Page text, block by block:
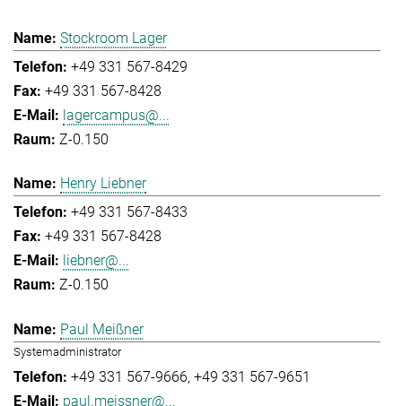
Stockroom Lager
+49 331 567-8429
+49 331 567-8428
lagercampus@...
Z-0.150
Henry Liebner
+49 331 567-8433
+49 331 567-8428
liebner@...
Z-0.150
Paul Meißner
Systemadministrator
+49 331 567-9666 +49 331 567-9651
paul.meissner@...